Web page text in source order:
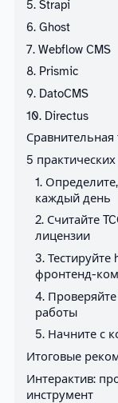
5. Strapi
6. Ghost
7. Webflow CMS
8. Prismic
9. DatoCMS
10. Directus
Сравнительная
5
1.
каждый день
2. Считайте
лицензии
3. Тестируйте
фронтенд-
4.
работы
5. Начните с
Итоговые
Интерактив:
инструмент